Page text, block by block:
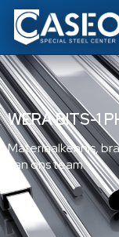
WERA BITS-1
Materiaalkennis,
van ons team.